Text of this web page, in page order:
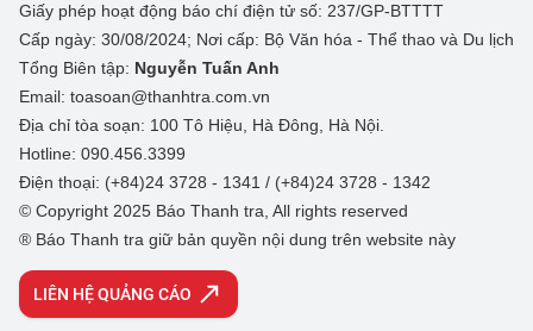
Giấy phép hoạt động báo chí điện tử số: 237/GP-BTTTT
Cấp ngày: 30/08/2024; Nơi cấp: Bộ Văn hóa - Thể thao và Du lịch
Tổng Biên tập: Nguyễn Tuấn Anh
Email: toasoan@thanhtra.com.vn
Địa chỉ tòa soạn: 100 Tô Hiệu, Hà Đông, Hà Nội.
Hotline: 090.456.3399
Điện thoại: (+84)24 3728 - 1341 / (+84)24 3728 - 1342
© Copyright 2025 Báo Thanh tra, All rights reserved
® Báo Thanh tra giữ bản quyền nội dung trên website này
LIÊN HỆ QUẢNG CÁO